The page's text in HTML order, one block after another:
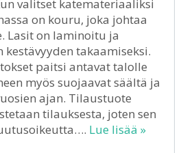
valitset katemateriaaliksi
on kouru, joka johtaa
Lasit on laminoitu ja
takaamiseksi.
paitsi antavat talolle
myös suojaavat säältä ja
ajan. Tilaustuote
tilauksesta, joten sen
Lue lisää »